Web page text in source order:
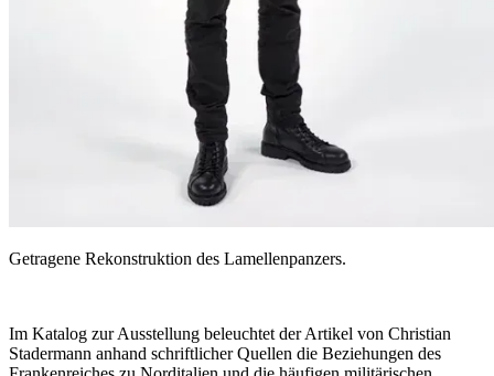
Getragene Rekonstruktion des Lamellenpanzers.
Im Katalog zur Ausstellung beleuchtet der Artikel von Christian
Stadermann anhand schriftlicher Quellen die Beziehungen des